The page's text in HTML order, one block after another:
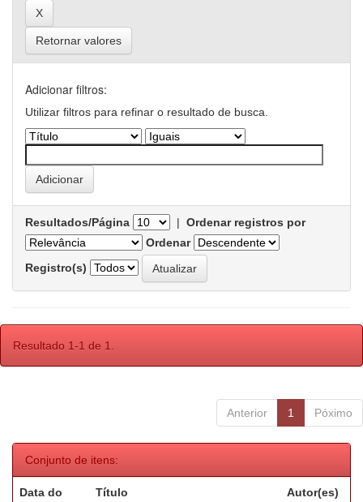
Retornar valores
Adicionar filtros:
Utilizar filtros para refinar o resultado de busca.
Resultados/Página | Ordenar registros por
Ordenar
Registro(s)
Resultado 1-1 de 1.
Anterior 1 Póximo
Conjunto de itens:
Data do
Título Autor(es)